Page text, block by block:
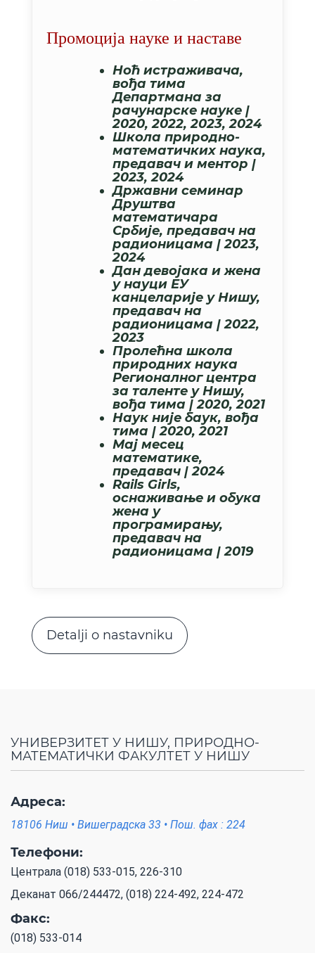
Промоција науке и наставе
Ноћ истраживача,
вођа тима
Департмана за
рачунарске науке |
2020, 2022, 2023, 2024
Школа природно-
математичких наука,
предавач и ментор |
2023, 2024
Државни семинар
Друштва
математичара
Србије, предавач на
радионицама | 2023,
2024
Дан девојака и жена
у науци ЕУ
канцеларије у Нишу,
предавач на
радионицама | 2022,
2023
Пролећна школа
природних наука
Регионалног центра
за таленте у Нишу,
вођа тима | 2020, 2021
Наук није баук, вођа
тима | 2020, 2021
Мај месец
математике,
предавач | 2024
Rails Girls,
оснаживање и обука
жена у
програмирању,
предавач на
радионицама | 2019
Detalji o nastavniku
УНИВЕРЗИТЕТ У НИШУ, ПРИРОДНО-
МАТЕМАТИЧКИ ФАКУЛТЕТ У НИШУ
Адреса:
18106 Ниш • Вишеградска 33 • Пош. фах : 224
Телефони:
Централа (018) 533-015, 226-310
Деканат 066/244472, (018) 224-492, 224-472
Факс:
(018) 533-014